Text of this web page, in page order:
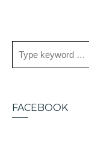
FACEBOOK